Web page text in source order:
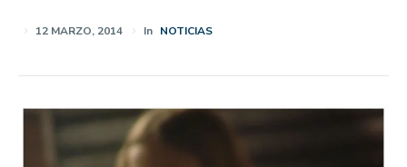
12 MARZO, 2014 In NOTICIAS